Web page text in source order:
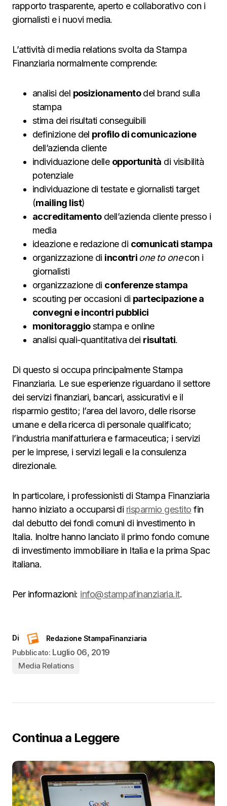
rapporto trasparente, aperto e collaborativo con i
giornalisti e i nuovi media.
L’attività di media relations svolta da Stampa
Finanziaria normalmente comprende:
analisi del posizionamentodel brand sulla
stampa
stima dei risultati conseguibili
definizione del profilo di comunicazione
dell’azienda cliente
individuazione delle opportunità di visibilità
potenziale
individuazione di testate e giornalisti target
(mailing list)
accreditamentodell’azienda cliente presso i
media
ideazione e redazione di comunicati stampa
organizzazione di incontri one to onecon i
giornalisti
organizzazione di conferenze stampa
scouting per occasioni di partecipazione a
convegni e incontri pubblici
monitoraggiostampa e online
analisi quali-quantitativa dei risultati.
Di questo si occupa principalmente Stampa
Finanziaria. Le sue esperienze riguardano il settore
dei servizi finanziari, bancari, assicurativi e il
risparmio gestito; l’area del lavoro, delle risorse
umane e della ricerca di personale qualificato;
l’industria manifatturiera e farmaceutica; i servizi
per le imprese, i servizi legali e la consulenza
direzionale.
In particolare, i professionisti di Stampa Finanziaria
hanno iniziato a occuparsi di risparmio gestito fin
dal debutto dei fondi comuni di investimento in
Italia. Inoltre hanno lanciato il primo fondo comune
di investimento immobiliare in Italia e la prima Spac
italiana.
Per informazioni: info@stampafinanziaria.it.
Di
Redazione StampaFinanziaria
Pubblicato: Luglio 06, 2019
Media Relations
Continua a Leggere